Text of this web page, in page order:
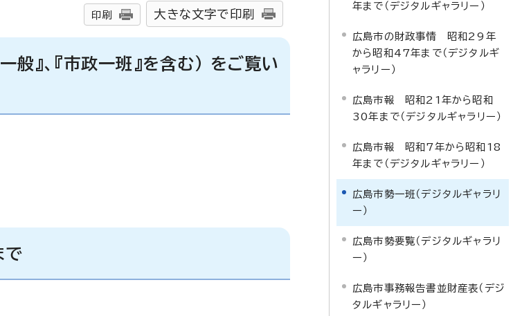
印刷 大きな文字で印刷
般』、『市政一班』を含む） をご覧い
年まで（デジタルギャラリー）
広島市の財政事情 昭和29年
から昭和47年まで（デジタルギ
ャラリー）
広島市報 昭和21年から昭和
30年まで（デジタルギャラリー）
広島市報 昭和7年から昭和18
年まで（デジタルギャラリー）
広島市勢一班（デジタルギャラリ
ー）
広島市勢要覧（デジタルギャラリ
ー）
広島市事務報告書並財産表（デジ
タルギャラリー）